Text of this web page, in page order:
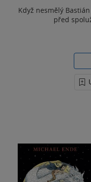
Když nesmělý
před